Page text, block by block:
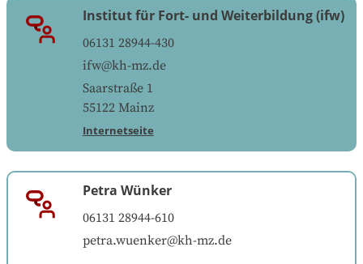
Institut für Fort- und Weiterbildung (ifw)
06131 28944-430
ifw@kh-mz.de
Saarstraße 1
55122 Mainz
Internetseite
Petra Wünker
06131 28944-610
petra.wuenker@kh-mz.de